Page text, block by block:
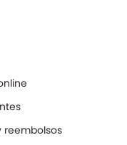
reembolsos